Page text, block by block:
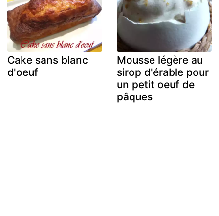
Cake sans blanc
d'oeuf
Mousse légère au
sirop d'érable pour
un petit oeuf de
pâques